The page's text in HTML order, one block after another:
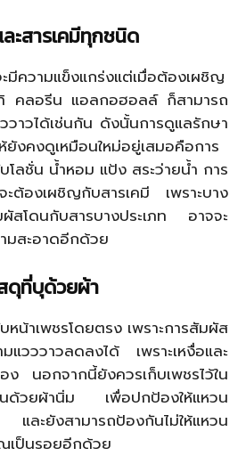
ะสารเคมีทุกชนิด
มีความแข็งแกร่งแต่เมื่อต้องเผชิญ
คลอรีน แอลกอฮอลล์ ก็สามารถ
วาวได้เช่นกัน ดังนั้นการดูแลรักษา
ยังคงดูเหมือนใหม่อยู่เสมอคือการ
ลชั่น น้ำหอม แป้ง สระว่ายน้ำ การ
ต้องเผชิญกับสารเคมี เพราะบาง
ผัสโดนกับสารบางประเภท อาจจะ
มสะอาดอีกด้วย
ดุที่บุด้วยผ้า
น้าเพชรโดยตรง เพราะการสัมผัส
มแวววาวลดลงได้ เพราะเหงื่อและ
ง นอกจากนี้ยังควรเก็บเพชรไว้ใน
นด้วยผ้านิ่ม เพื่อปกป้องให้แหวน
และยังสามารถป้องกันไม่ให้แหวน
เป็นรอยอีกด้วย